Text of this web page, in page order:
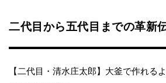
二代目から五代目までの革新
【二代目・清水庄太郎】大釜で作れる